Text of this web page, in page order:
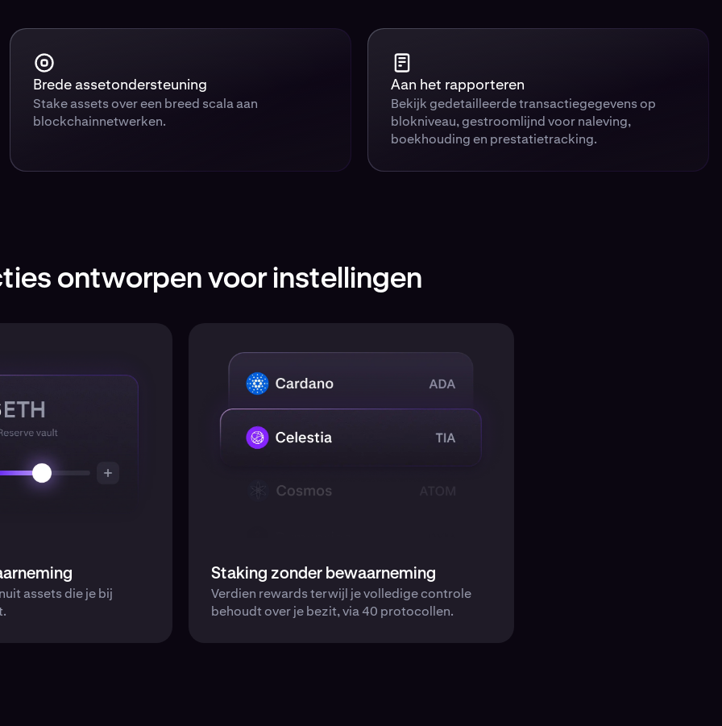
Brede assetondersteuning
Stake assets over een breed scala aan
blockchainnetwerken.
Aan het rapporteren
Bekijk gedetailleerde transactiegegevens op
blokniveau, gestroomlijnd voor naleving,
boekhouding en prestatietracking.
ontworpen voor instellingen
assets die je bij
Staking zonder bewaarneming
Verdien rewards terwijl je volledige controle
behoudt over je bezit, via 40 protocollen.